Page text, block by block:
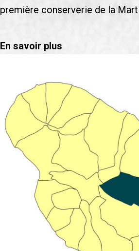
première conserverie de la
En savoir plus